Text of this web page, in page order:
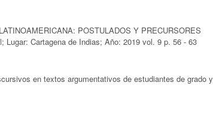
POSTULADOS Y PRECURSORES
Lugar: Cartagena de Indias; Año: 2019 vol. 9 p. 56 - 63
en textos argumentativos de estudiantes de grado y